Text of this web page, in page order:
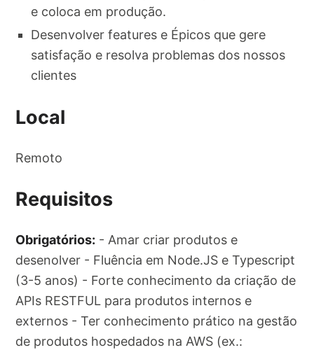
e coloca em produção.
Desenvolver features e Épicos que gere
satisfação e resolva problemas dos nossos
clientes
Local
Remoto
Requisitos
Obrigatórios: - Amar criar produtos e
desenolver - Fluência em Node.JS e Typescript
(3-5 anos) - Forte conhecimento da criação de
APIs RESTFUL para produtos internos e
externos - Ter conhecimento prático na gestão
de produtos hospedados na AWS (ex.: